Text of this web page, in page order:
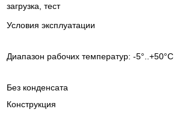
загрузка, тест
Условия эксплуатации
Диапазон рабочих температур: -5°..+50°C
Без конденсата
Конструкция